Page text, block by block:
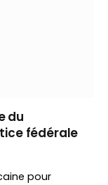
du
fédérale
pour